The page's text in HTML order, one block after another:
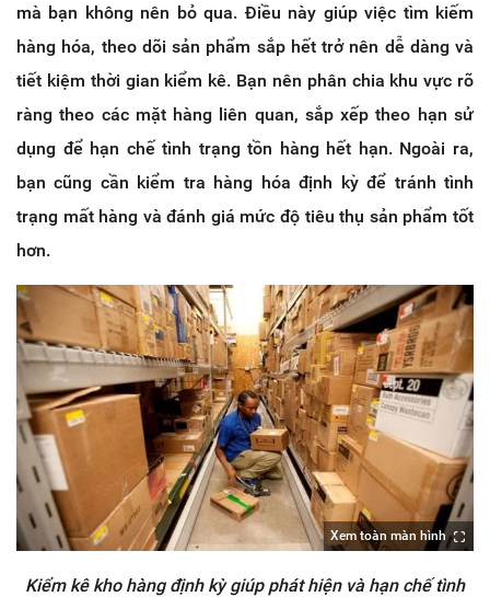
mà bạn không nên bỏ qua. Điều này giúp việc tìm kiếm
hàng hóa, theo dõi sản phẩm sắp hết trở nên dễ dàng và
tiết kiệm thời gian kiểm kê. Bạn nên phân chia khu vực rõ
ràng theo các mặt hàng liên quan, sắp xếp theo hạn sử
dụng để hạn chế tình trạng tồn hàng hết hạn. Ngoài ra,
bạn cũng cần kiểm tra hàng hóa định kỳ để tránh tình
trạng mất hàng và đánh giá mức độ tiêu thụ sản phẩm tốt
hơn.
Xem toàn màn hình
Kiểm kê kho hàng định kỳ giúp phát hiện và hạn chế tình